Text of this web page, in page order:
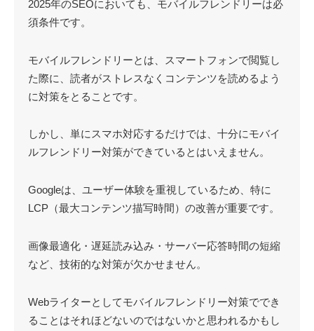
2025年のSEOにおいても、モバイルフレンドリーは必
須条件です。
モバイルフレンドリーとは、スマートフォンで閲覧し
た際に、読者がストレスなくコンテンツを読めるよう
に対策をとることです。
しかし、単にスマホ対応するだけでは、十分にモバイ
ルフレンドリー対策ができているとはいえません。
Googleは、ユーザー体験を重視しているため、特に
LCP（最大コンテンツ描写時間）の改善が重要です。
画像最適化・遅延読み込み・サーバー応答時間の短縮
など、技術的な対策が欠かせません。
Webライターとしてモバイルフレンドリー対策ででき
ることはそれほどないのではないかと思われるかもし